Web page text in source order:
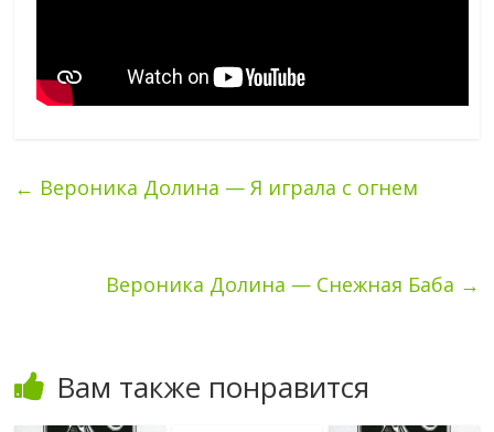
← Вероника Долина — Я играла с огнем
Вероника Долина — Снежная Баба →
Вам также понравится